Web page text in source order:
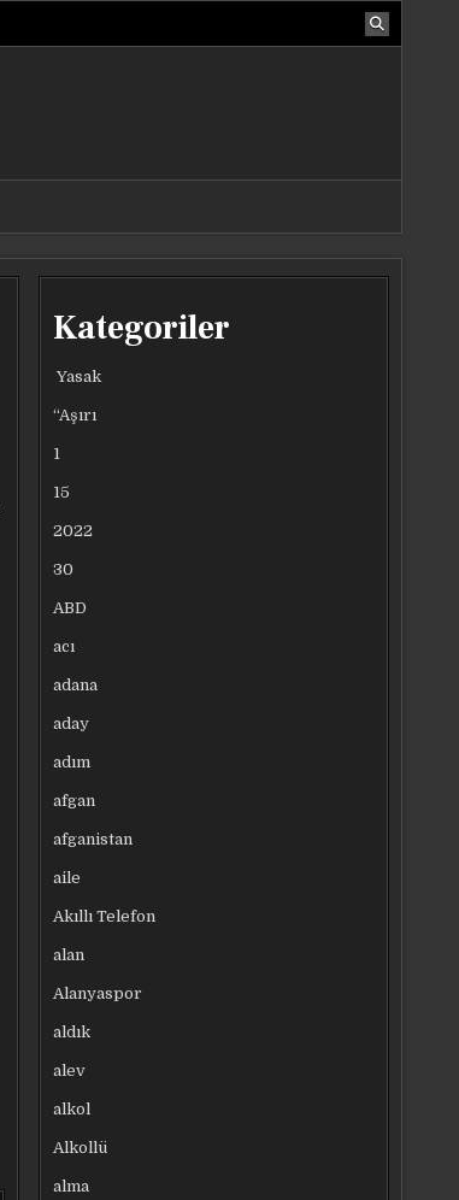
Kategoriler
Yasak
“Aşırı
1
15
2022
30
ABD
acı
adana
aday
adım
afgan
afganistan
aile
Akıllı Telefon
alan
Alanyaspor
aldık
alev
alkol
Alkollü
alma